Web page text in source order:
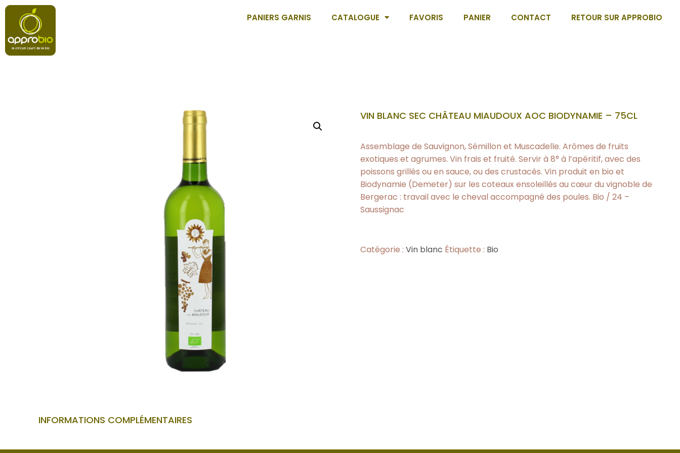
PANIERS GARNIS CATALOGUE FAVORIS PANIER CONTACT RETOUR SUR APPROBIO
VIN BLANC SEC CHÂTEAU MIAUDOUX AOC BIODYNAMIE – 75CL
Assemblage de Sauvignon, Sémillon et Muscadelle. Arômes de fruits
exotiques et agrumes. Vin frais et fruité. Servir à 8° à l’apéritif, avec des
poissons grillés ou en sauce, ou des crustacés. Vin produit en bio et
Biodynamie (Demeter) sur les coteaux ensoleillés au cœur du vignoble de
Bergerac : travail avec le cheval accompagné des poules. Bio / 24 –
Saussignac
Catégorie : Vin blanc Étiquette : Bio
INFORMATIONS COMPLÉMENTAIRES